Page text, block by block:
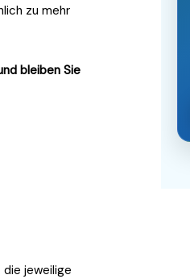
zu mehr
bleiben Sie
jeweilige